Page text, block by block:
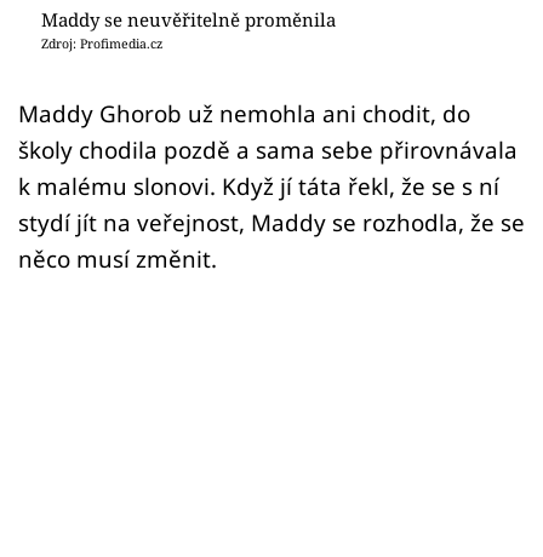
Přihlášení
Sledujte nás
Maddy se neuvěřitelně proměnila
Zdroj: Profimedia.cz
Maddy Ghorob už nemohla ani chodit, do
školy chodila pozdě a sama sebe přirovnávala
k malému slonovi. Když jí táta řekl, že se s ní
stydí jít na veřejnost, Maddy se rozhodla, že se
něco musí změnit.